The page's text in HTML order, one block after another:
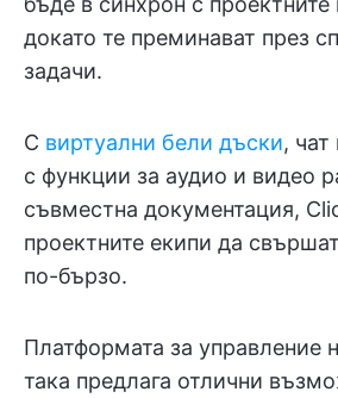
докато те преминават през
задачи.
С виртуални бели дъски,
с функции за аудио и видео
съвместна документация,
проектните екипи да
по-бързо.
Платформата за управление
така предлага отлични